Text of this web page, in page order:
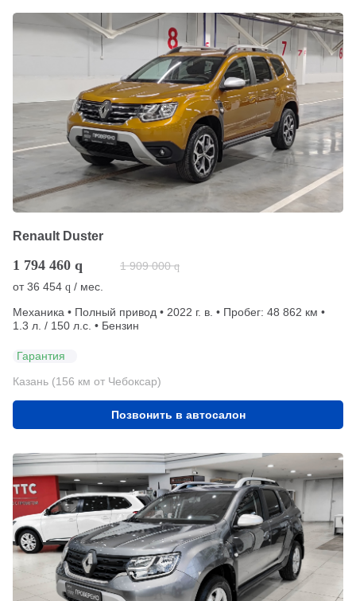
Renault Duster
1 794 460 q 1 909 000 q
от36 454 q / мес.
Механика • Полный привод • 2022 г. в. • Пробег: 48 862 км •
1.3 л. / 150 л.с. • Бензин
Гарантия
Казань (156 км от Чебоксар)
Позвонить в автосалон